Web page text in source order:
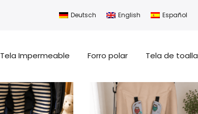
Deutsch English Español
Tela Impermeable Forro polar Tela de toalla